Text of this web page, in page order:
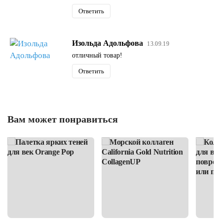
Ответить
Изольда Адольфова 13.09.19
отличный товар!
Ответить
Вам может понравиться